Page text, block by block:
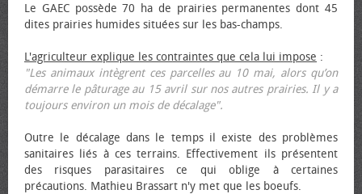
Le GAEC possède 70 ha de prairies permanentes dont 45
dites prairies humides situées sur les bas-champs.
L'agriculteur explique les contraintes que cela lui impose :
"Les animaux intègrent ces parcelles au 10 mai, alors qu’on
démarre le pâturage au 15 avril sur nos autres prairies. Il y a
toujours environ un mois de décalage".
Outre le décalage dans le temps il existe des problèmes
sanitaires liés à ces terrains. Effectivement ils présentent
des risques parasitaires ce qui oblige à certaines
précautions. Mathieu Brassart n'y met que les bœufs.